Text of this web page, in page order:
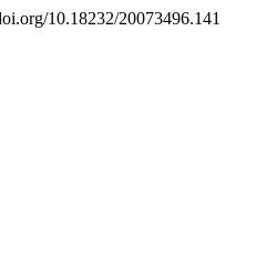
10.18232/20073496.141